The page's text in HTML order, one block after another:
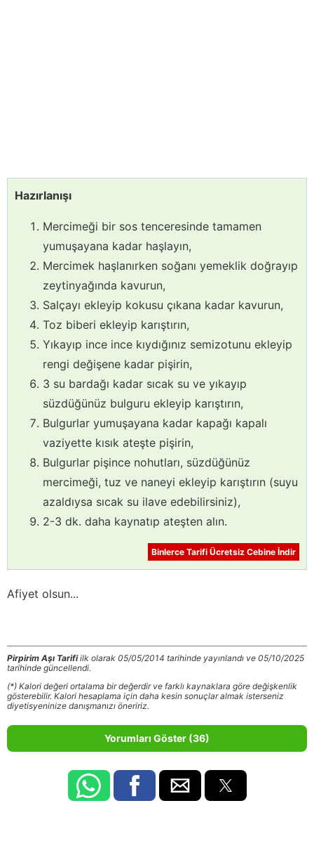
Hazırlanışı
Mercimeği bir sos tenceresinde tamamen
yumuşayana kadar haşlayın,
Mercimek haşlanırken soğanı yemeklik doğrayıp
zeytinyağında kavurun,
Salçayı ekleyip kokusu çıkana kadar kavurun,
Toz biberi ekleyip karıştırın,
Yıkayıp ince ince kıydığınız semizotunu ekleyip
rengi değişene kadar pişirin,
3 su bardağı kadar sıcak su ve yıkayıp
süzdüğünüz bulguru ekleyip karıştırın,
Bulgurlar yumuşayana kadar kapağı kapalı
vaziyette kısık ateşte pişirin,
Bulgurlar pişince nohutları, süzdüğünüz
mercimeği, tuz ve naneyi ekleyip karıştırın (suyu
azaldıysa sıcak su ilave edebilirsiniz),
2-3 dk. daha kaynatıp ateşten alın.
Binlerce Tarifi Ücretsiz Cebine İndir
Afiyet olsun...
Pirpirim Aşı Tarifiilk olarak 05/05/2014 tarihinde yayınlandı ve 05/10/2025
tarihinde güncellendi.
(*) Kalori değeri ortalama bir değerdir ve farklı kaynaklara göre değişkenlik
gösterebilir. Kalori hesaplama için daha kesin sonuçlar almak isterseniz
diyetisyeninize danışmanızı öneririz.
Yorumları Göster (36)